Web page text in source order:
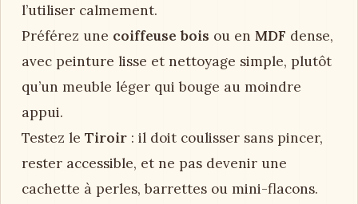
l’utiliser calmement.
Préférez une coiffeuse bois ou en MDF dense,
avec peinture lisse et nettoyage simple, plutôt
qu’un meuble léger qui bouge au moindre
appui.
Testez le Tiroir : il doit coulisser sans pincer,
rester accessible, et ne pas devenir une
cachette à perles, barrettes ou mini-flacons.